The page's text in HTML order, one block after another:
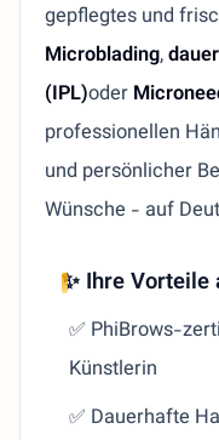
gepflegtes und
Microblading,
(IPL)oder
professionellen
und persönlicher
Wünsche - auf
✨ Ihre
✅ PhiBrows-
Künstlerin
✅ Dauerhafte